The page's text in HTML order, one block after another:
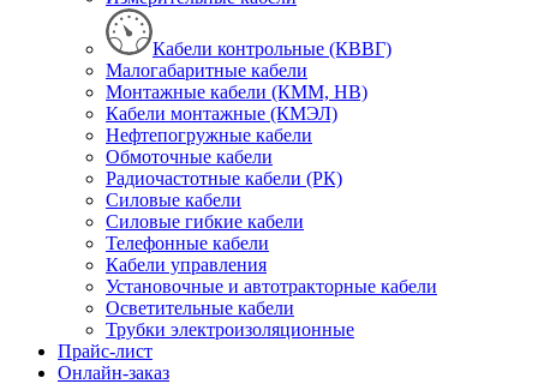
Кабели контрольные (КВВГ)
Малогабаритные кабели
Монтажные кабели (КММ, НВ)
Кабели монтажные (КМЭЛ)
Нефтепогружные кабели
Обмоточные кабели
Радиочастотные кабели (РК)
Силовые кабели
Силовые гибкие кабели
Телефонные кабели
Кабели управления
Установочные и автотракторные кабели
Осветительные кабели
Трубки электроизоляционные
Прайс-лист
Онлайн-заказ